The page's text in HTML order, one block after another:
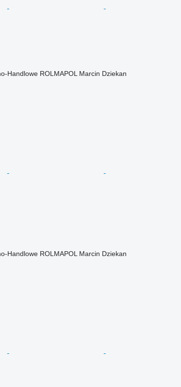
Handlowe ROLMAPOL Marcin Dziekan
Handlowe ROLMAPOL Marcin Dziekan